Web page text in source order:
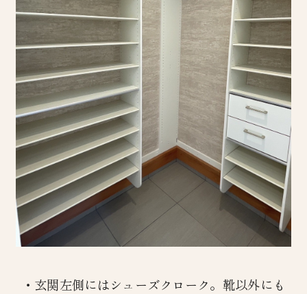
・玄関左側にはシューズクローク。靴以外にも